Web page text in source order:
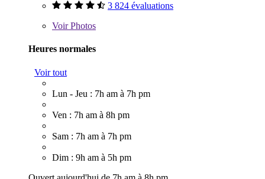
3 824 évaluations
VoirPhotos
Heures normales
Voir tout
Lun - Jeu : 7h am à 7h pm
Ven : 7h am à 8h pm
Sam : 7h am à 7h pm
Dim : 9h am à 5h pm